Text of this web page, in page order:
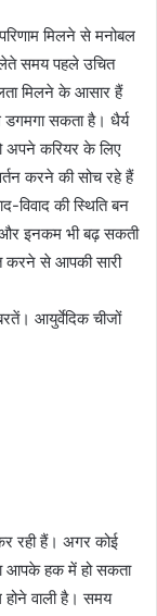
मिलने से मनोबल
लेते समय पहले उचित
मिलने के आसार हैं
सकता है। धैर्य
करियर के लिए
करने की सोच रहे हैं
की स्थिति बन
और इनकम भी बढ़ सकती
करने से आपकी सारी
आयुर्वेदिक चीजों
रही हैं। अगर कोई
आपके हक में हो सकता
होने वाली है। समय